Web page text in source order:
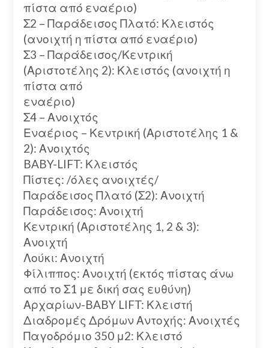
πίστα από εναέριο)
Σ2 – Παράδεισος Πλατό: Κλειστός
(ανοιχτή η πίστα από εναέριο)
Σ3 – Παράδεισος/Κεντρική
(Αριστοτέλης 2): Κλειστός (ανοιχτή η
πίστα από
εναέριο)
Σ4 – Ανοιχτός
Εναέριος – Κεντρική (Αριστοτέλης 1 &
2): Ανοιχτός
BABY-LIFT: Κλειστός
Πίστες: /όλες ανοιχτές/
Παράδεισος Πλατό (Σ2): Ανοιχτή
Παράδεισος: Ανοιχτή
Κεντρική (Αριστοτέλης 1, 2 & 3):
Ανοιχτή
Λούκι: Ανοιχτή
Φίλιππος: Ανοιχτή (εκτός πίστας άνω
από το Σ1 με δική σας ευθύνη)
Αρχαρίων-BABY LIFT: Κλειστή
Διαδρομές Δρόμων Αντοχής: Ανοιχτές
Παγοδρόμιο 350 μ2: Κλειστό